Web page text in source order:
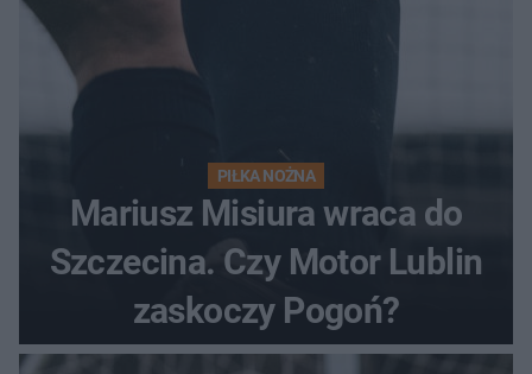
PIŁKA NOŻNA
Mariusz Misiura wraca do
Szczecina. Czy Motor Lublin
zaskoczy Pogoń?